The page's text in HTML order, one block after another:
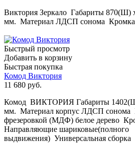
Виктория Зеркало Габариты 870(Ш)
мм. Материал ЛДСП сонома
Быстрый просмотр
Добавить в корзину
Быстрая покупка
Комод Виктория
11 680 руб.
Комод ВИКТОРИЯ Габариты
мм. Материал корпус ЛДСП сонома
фрезеровкой (МДФ) белое дерево
Направляющие шариковые(полного
выдвижения) Универсальная сборка